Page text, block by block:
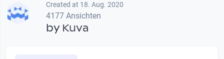
Created at 18. Aug. 2020
4177 Ansichten
by Kuva